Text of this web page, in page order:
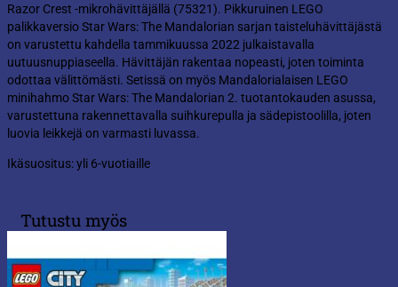
Razor Crest -mikrohävittäjällä (75321). Pikkuruinen LEGO
palikkaversio Star Wars: The Mandalorian sarjan taisteluhävittäjästä
on varustettu kahdella tammikuussa 2022 julkaistavalla
uutuusnuppiaseella. Hävittäjän rakentaa nopeasti, joten toiminta
odottaa välittömästi. Setissä on myös Mandalorialaisen LEGO
minihahmo Star Wars: The Mandalorian 2. tuotantokauden asussa,
varustettuna rakennettavalla suihkurepulla ja sädepistoolilla, joten
luovia leikkejä on varmasti luvassa.
Ikäsuositus: yli 6-vuotiaille
Tutustu myös